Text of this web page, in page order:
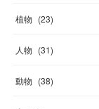
植物 (23)
人物 (31)
動物 (38)